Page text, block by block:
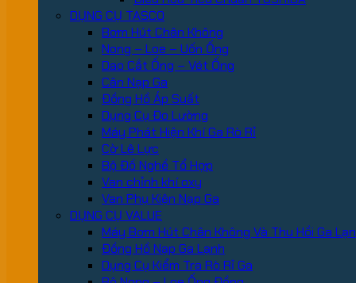
DỤNG CỤ TASCO
Bơm Hút Chân Không
Nong – Loe – Uốn Ống
Dao Cắt Ống – Vét Ống
Cân Nạp Ga
Đồng Hồ Áp Suất
Dụng Cụ Đo Lường
Máy Phát Hiện Khí Ga Rò Rỉ
Cờ Lê Lực
Bộ Đồ Nghề Tổ Hợp
Van chỉnh khí oxy
Van Phụ Kiện Nạp Ga
DỤNG CỤ VALUE
Máy Bơm Hút Chân Không Và Thu Hồi Ga
Đồng Hồ Nạp Ga Lạnh
Dụng Cụ Kiểm Tra Rò Rỉ Ga